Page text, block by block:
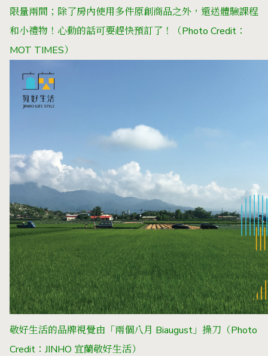
限量兩間；除了房內使用多件原創商品之外，還送體驗課程
和小禮物！心動的話可要趕快預訂了！（Photo Credit：
MOT TIMES）
敬好生活的品牌視覺由「兩個八月 Biaugust」操刀（Photo
Credit：JINHO 宜蘭敬好生活）